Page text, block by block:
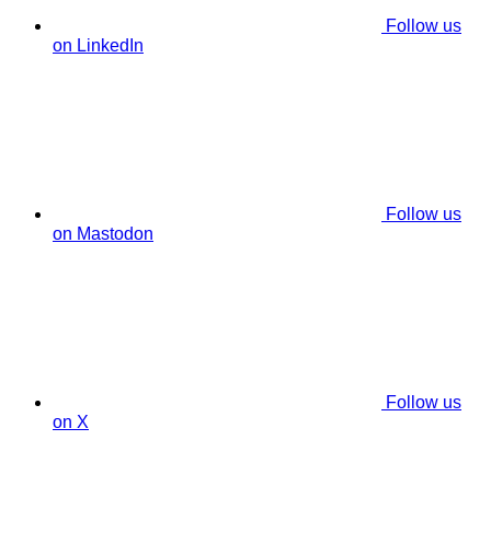
Follow us
on LinkedIn
Follow us
on Mastodon
Follow us
on X